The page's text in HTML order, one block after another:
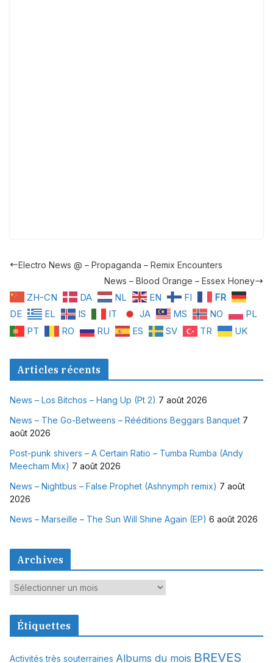
Electro News @ – Propaganda – Remix Encounters
News – Blood Orange – Essex Honey
ZH-CN DA NL EN FI
FR
DE
EL IS IT JA MS NO
PL
PT
RO RU ES SV TR UK
Articles récents
News – Los Bitchos – Hang Up (Pt 2) 7 août 2026
News – The Go-Betweens – Rééditions Beggars Banquet 7
août 2026
Post-punk shivers – A Certain Ratio – Tumba Rumba (Andy
Meecham Mix) 7 août 2026
News – Nightbus – False Prophet (Ashnymph remix) 7 août
2026
News – Marseille – The Sun Will Shine Again (EP) 6 août 2026
Archives
A
c
Étiquettes
Activités très souterraines Albums du mois BREVES